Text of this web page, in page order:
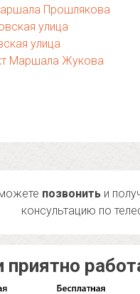
Прошлякова
улица
улица
Маршала Жукова
позвонить и
консультацию по
приятно